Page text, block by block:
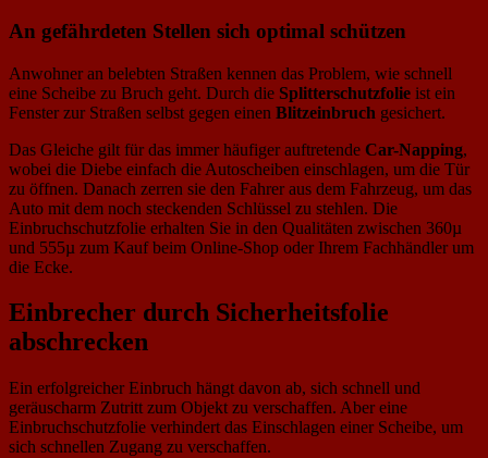
An gefährdeten Stellen sich optimal schützen
Anwohner an belebten Straßen kennen das Problem, wie schnell
eine Scheibe zu Bruch geht. Durch die Splitterschutzfolie ist ein
Fenster zur Straßen selbst gegen einen Blitzeinbruch gesichert.
Das Gleiche gilt für das immer häufiger auftretende Car-Napping,
wobei die Diebe einfach die Autoscheiben einschlagen, um die Tür
zu öffnen. Danach zerren sie den Fahrer aus dem Fahrzeug, um das
Auto mit dem noch steckenden Schlüssel zu stehlen. Die
Einbruchschutzfolie erhalten Sie in den Qualitäten zwischen 360µ
und 555µ zum Kauf beim Online-Shop oder Ihrem Fachhändler um
die Ecke.
Einbrecher durch Sicherheitsfolie
abschrecken
Ein erfolgreicher Einbruch hängt davon ab, sich schnell und
geräuscharm Zutritt zum Objekt zu verschaffen. Aber eine
Einbruchschutzfolie verhindert das Einschlagen einer Scheibe, um
sich schnellen Zugang zu verschaffen.